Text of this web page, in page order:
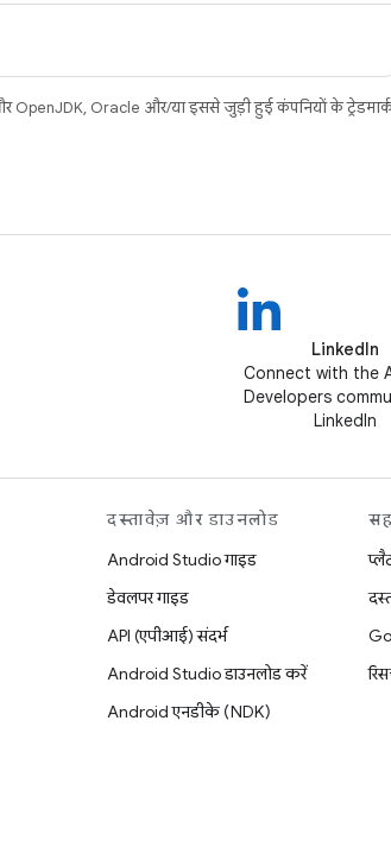
Oracle और/या इससे जुड़ी हुई कंपनियों के
LinkedIn
Connect with the
Developers
LinkedIn
दस्तावेज़ और डाउनलोड
Android Studio गाइड
डेवलपर गाइड
API (एपीआई) संदर्भ
Android Studio डाउनलोड करें
Android एनडीके (NDK)